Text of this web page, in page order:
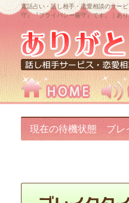
電話占い・話し相手・恋愛相談のサー
守』『プライバシー厳守』です。｜あ
現在の待機状態 ブレ